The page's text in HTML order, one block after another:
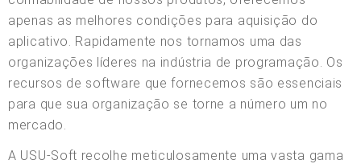
apenas as melhores condições para aquisição do
aplicativo. Rapidamente nos tornamos uma das
organizações líderes na indústria de programação. Os
recursos de software que fornecemos são essenciais
para que sua organização se torne a número um no
mercado.
A USU-Soft recolhe meticulosamente uma vasta gama